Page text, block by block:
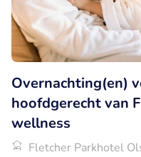
Overnachting(en)
hoofdgerecht van
wellness
Fletcher Parkhotel